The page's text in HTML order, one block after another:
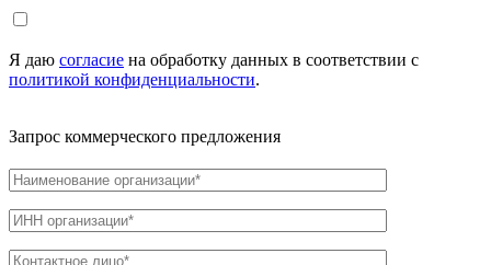
Я даю согласие на обработку данных в соответствии с
политикой конфиденциальности.
Запрос коммерческого предложения